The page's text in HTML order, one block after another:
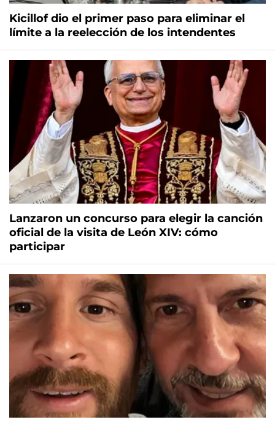
Kicillof dio el primer paso para eliminar el
límite a la reelección de los intendentes
Lanzaron un concurso para elegir la canción
oficial de la visita de León XIV: cómo
participar